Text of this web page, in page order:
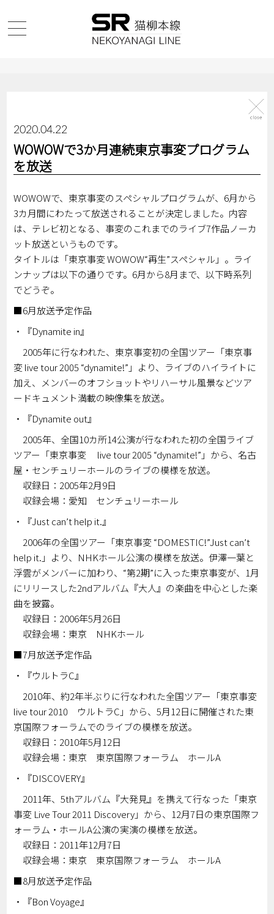
2020.04.22
WOWOWで3か月連続東京事変プログラム
を放送
WOWOWで、東京事変のスペシャルプログラムが、6月から
3カ月間にわたって放送されることが決定しました。内容
は、テレビ初となる、事変のこれまでのライブ7作品ノーカ
ット放送というものです。
タイトルは「東京事変 WOWOW“再生”スペシャル」。ライ
ンナップは以下の通りです。6月から8月まで、以下時系列
でどうぞ。
■6月放送予定作品
・『Dynamite in』
2005年に行なわれた、東京事変初の全国ツアー「東京事
変 live tour 2005 “dynamite!”」より、ライブのハイライトに
加え、メンバーのオフショットやリハーサル風景などツア
ードキュメント満載の映像集を放送。
・『Dynamite out』
2005年、全国10カ所14公演が行なわれた初の全国ライブ
ツアー「東京事変 live tour 2005 “dynamite!”」から、名古
屋・センチュリーホールのライブの模様を放送。
収録日：2005年2月9日
収録会場：愛知 センチュリーホール
・『Just can’t help it.』
2006年の全国ツアー「東京事変 “DOMESTIC!”Just can’t
help it.」より、NHKホール公演の模様を放送。伊澤一葉と
浮雲がメンバーに加わり、“第2期”に入った東京事変が、1月
にリリースした2ndアルバム『大人』の楽曲を中心とした楽
曲を披露。
収録日：2006年5月26日
収録会場：東京 NHKホール
■7月放送予定作品
・『ウルトラC』
2010年、約2年半ぶりに行なわれた全国ツアー「東京事変
live tour 2010 ウルトラC」から、5月12日に開催された東
京国際フォーラムでのライブの模様を放送。
収録日：2010年5月12日
収録会場：東京 東京国際フォーラム ホールA
・『DISCOVERY』
2011年、5thアルバム『大発見』を携えて行なった「東京
事変 Live Tour 2011 Discovery」から、12月7日の東京国際フ
ォーラム・ホールA公演の実演の模様を放送。
収録日：2011年12月7日
収録会場：東京 東京国際フォーラム ホールA
■8月放送予定作品
・『Bon Voyage』